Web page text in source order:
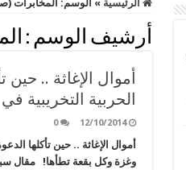
الرئيسية » الوسم: المخابرات
أرشيف الوسم :
أموال الإغاثة ..
الحربية التخريبية
12/10/2014
0
أموال الإغاثة .. حين تأكلها
وغزة وكل بقعة تطأها! مقال